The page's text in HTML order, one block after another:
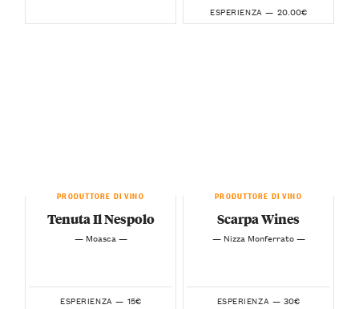
ESPERIENZA — 20.00€
PRODUTTORE DI VINO
Tenuta Il Nespolo
— Moasca —
ESPERIENZA — 15€
PRODUTTORE DI VINO
Scarpa Wines
— Nizza Monferrato —
ESPERIENZA — 30€